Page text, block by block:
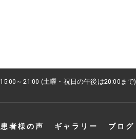
～21:00 (土曜・祝日の午後は20:00まで)
患者様の声 ギャラリー ブログ